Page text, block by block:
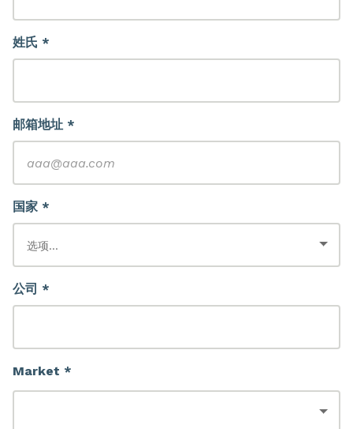
姓氏 *
邮箱地址 *
国家 *
公司 *
Market *